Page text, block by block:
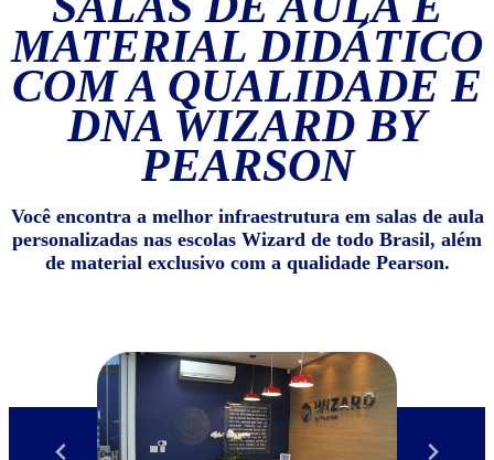
MATERIAL DIDÁTICO
COM A QUALIDADE E
DNA WIZARD BY
PEARSON
Você encontra a melhor infraestrutura em salas de aula
personalizadas nas escolas Wizard de todo Brasil, além
de material exclusivo com a qualidade Pearson.